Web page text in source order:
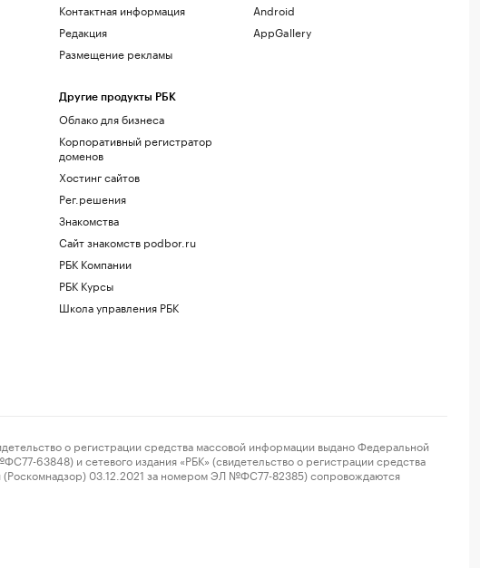
Контактная информация
Редакция
Размещение рекламы
Другие продукты РБК
Облако для бизнеса
Корпоративный регистратор
доменов
Хостинг сайтов
Рег.решения
Знакомства
Сайт знакомств podbor.ru
РБК Компании
РБК Курсы
Школа управления РБК
Android
AppGallery
о регистрации средства массовой информации выдано Федеральной
63848) и сетевого издания «РБК» (свидетельство о регистрации средства
03.12.2021 за номером ЭЛ №ФС77-82385) сопровождаются